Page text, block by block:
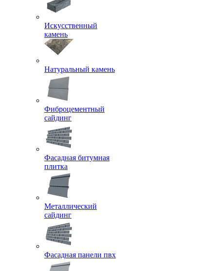
Искусственный
камень
Натуральный камень
Фиброцементный
сайдинг
Фасадная битумная
плитка
Металлический
сайдинг
Фасадная панели пвх